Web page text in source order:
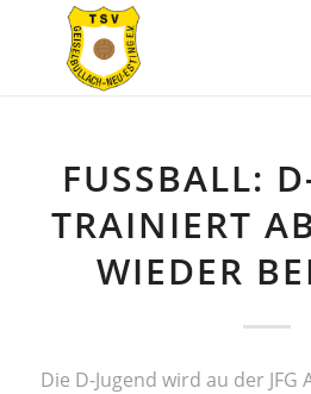
FUSSBALL:
TRAINIERT
WIEDER
Die D-Jugend wird au der JFG